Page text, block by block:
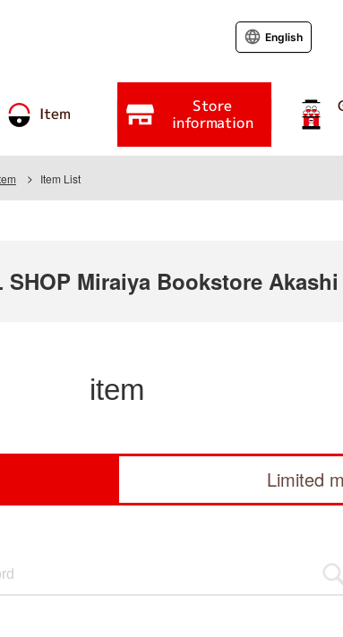
Item Store
information
English
Item List
SHOP Miraiya Bookstore
item
Limited